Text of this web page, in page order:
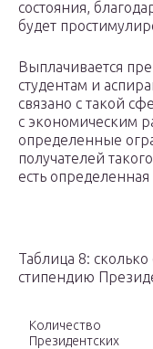
состояния,
будет
Выплачивается
студентам и
связано с такой
с экономическим
определенные
получателей
есть
Таблица 8: сколько
стипендию
Количество
Президентских